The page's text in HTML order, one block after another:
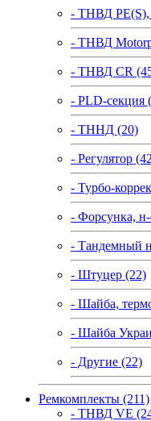
- ТНВД PE(S),
- ТНВД
- ТНВД CR
- PLD-секция
- ТННД (20)
- Регулятор
- Турбо-
- Форсунка,
- Тандемный
- Штуцер (22)
- Шайба,
- Шайба
- Другие (22)
Ремкомплекты (211)
- ТНВД VE